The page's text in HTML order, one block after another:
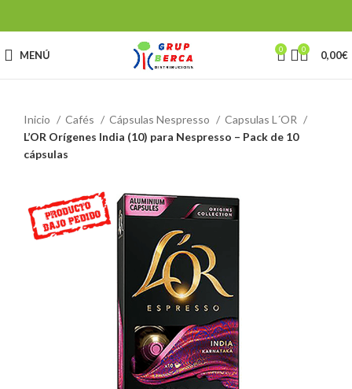
MENÚ 0 0 0,00€
Inicio Cafés Cápsulas Nespresso
Capsulas L´OR
L’OR Orígenes India (10) para Nespresso – Pack de 10
cápsulas